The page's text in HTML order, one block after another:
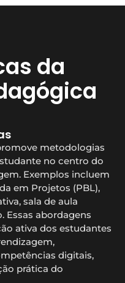
da
metodologias
no centro do
Exemplos incluem
em Projetos (PBL),
sala de aula
Essas abordagens
ativa dos estudantes
digitais,
prática do